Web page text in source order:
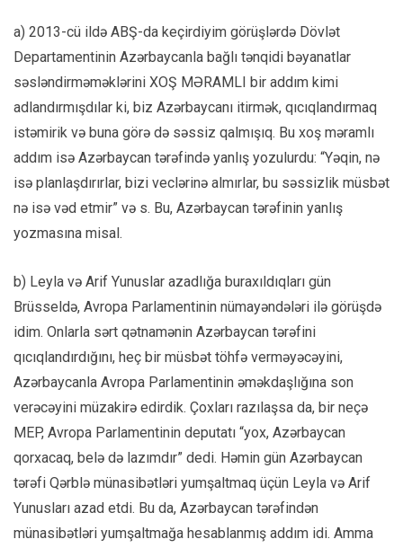
a) 2013-cü ildə ABŞ-da keçirdiyim görüşlərdə Dövlət
Departamentinin Azərbaycanla bağlı tənqidi bəyanatlar
səsləndirməməklərini XOŞ MƏRAMLI bir addım kimi
adlandırmışdılar ki, biz Azərbaycanı itirmək, qıcıqlandırmaq
istəmirik və buna görə də səssiz qalmışıq. Bu xoş məramlı
addım isə Azərbaycan tərəfində yanlış yozulurdu: “Yəqin, nə
isə planlaşdırırlar, bizi veclərinə almırlar, bu səssizlik müsbət
nə isə vəd etmir” və s. Bu, Azərbaycan tərəfinin yanlış
yozmasına misal.
b) Leyla və Arif Yunuslar azadlığa buraxıldıqları gün
Brüsseldə, Avropa Parlamentinin nümayəndələri ilə görüşdə
idim. Onlarla sərt qətnamənin Azərbaycan tərəfini
qıcıqlandırdığını, heç bir müsbət töhfə verməyəcəyini,
Azərbaycanla Avropa Parlamentinin əməkdaşlığına son
verəcəyini müzakirə edirdik. Çoxları razılaşsa da, bir neçə
MEP, Avropa Parlamentinin deputatı “yox, Azərbaycan
qorxacaq, belə də lazımdır” dedi. Həmin gün Azərbaycan
tərəfi Qərblə münasibətləri yumşaltmaq üçün Leyla və Arif
Yunusları azad etdi. Bu da, Azərbaycan tərəfindən
münasibətləri yumşaltmağa hesablanmış addım idi. Amma